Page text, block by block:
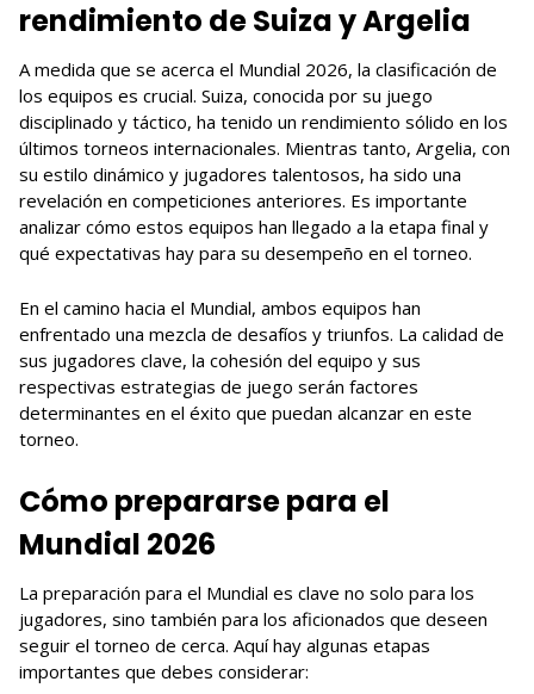
rendimiento de Suiza y Argelia
A medida que se acerca el Mundial 2026, la clasificación de
los equipos es crucial. Suiza, conocida por su juego
disciplinado y táctico, ha tenido un rendimiento sólido en los
últimos torneos internacionales. Mientras tanto, Argelia, con
su estilo dinámico y jugadores talentosos, ha sido una
revelación en competiciones anteriores. Es importante
analizar cómo estos equipos han llegado a la etapa final y
qué expectativas hay para su desempeño en el torneo.
En el camino hacia el Mundial, ambos equipos han
enfrentado una mezcla de desafíos y triunfos. La calidad de
sus jugadores clave, la cohesión del equipo y sus
respectivas estrategias de juego serán factores
determinantes en el éxito que puedan alcanzar en este
torneo.
Cómo prepararse para el
Mundial 2026
La preparación para el Mundial es clave no solo para los
jugadores, sino también para los aficionados que deseen
seguir el torneo de cerca. Aquí hay algunas etapas
importantes que debes considerar: